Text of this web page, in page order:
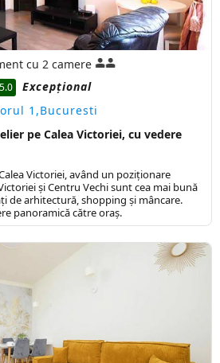
cu 2 camere
5.0
Excepţional
1,Bucuresti
pe Calea Victoriei, cu vedere
Victoriei, având un poziționare
și Centru Vechi sunt cea mai bună
de arhitectură, shopping și mâncare.
panoramică către oraș.